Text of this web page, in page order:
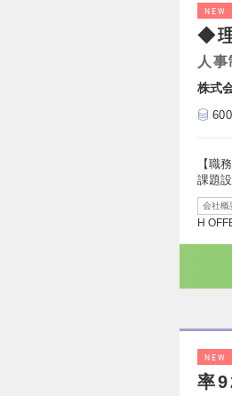
NEW
◆
人
株式
【職
課題
会社概
H
NEW
率